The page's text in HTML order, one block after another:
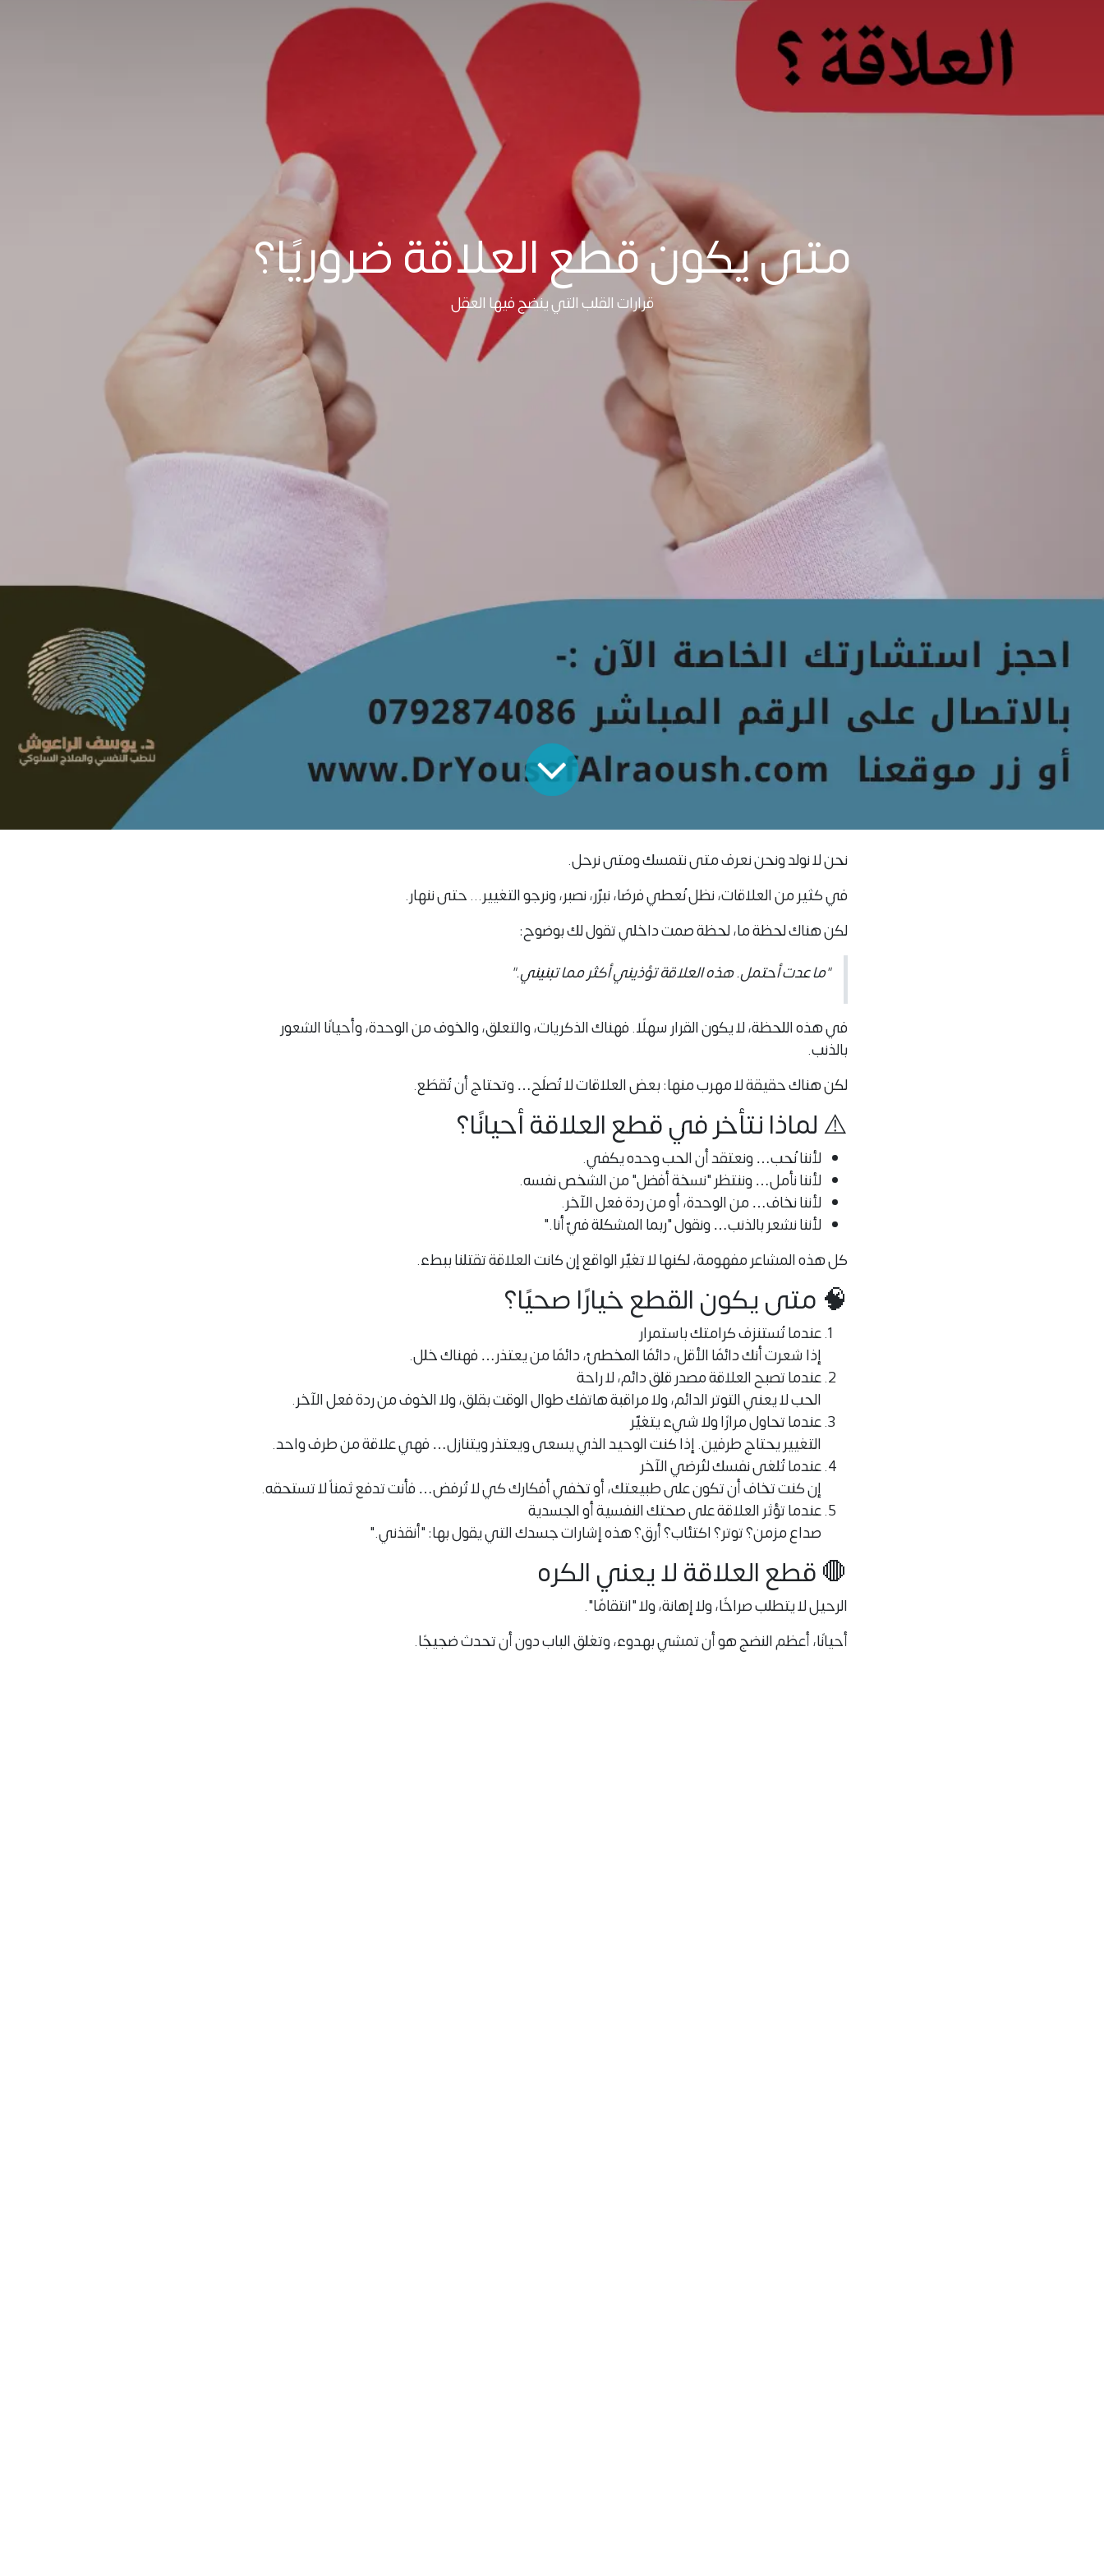
متى يكون قطع العلاقة ضروريًا؟
قرارات القلب التي ينضج فيها العقل
نحن لا نولد ونحن نعرف متى نتمسك ومتى نرحل.
في كثير من العلاقات، نظل نُعطي فرصًا، نبرّر، نصبر، ونرجو التغيير... حتى ننهار.
لكن هناك لحظة ما، لحظة صمت داخلي تقول لك بوضوح:
"ما عدت أحتمل. هذه العلاقة تؤذيني أكثر مما تبنيني."
في هذه اللحظة، لا يكون القرار سهلًا. فهناك الذكريات، والتعلق، والخوف من الوحدة، وأحيانًا الشعور
بالذنب.
لكن هناك حقيقة لا مهرب منها:بعض العلاقات لا تُصلَح… وتحتاج أن تُقطَع.
⚠️ لماذا نتأخر في قطع العلاقة أحيانًا؟
لأننا نُحب… ونعتقد أن الحب وحده يكفي.
لأننا نأمل… وننتظر "نسخة أفضل" من الشخص نفسه.
لأننا نخاف… من الوحدة، أو من ردة فعل الآخر.
لأننا نشعر بالذنب… ونقول "ربما المشكلة فيّ أنا."
كل هذه المشاعر مفهومة، لكنها لا تغيّر الواقع إن كانت العلاقة تقتلنا ببطء.
🧠 متى يكون القطع خيارًا صحيًا؟
عندما تُستنزف كرامتك باستمرار
إذا شعرت أنك دائمًا الأقل، دائمًا المخطئ، دائمًا من يعتذر… فهناك خلل.
عندما تصبح العلاقة مصدر قلق دائم، لا راحة
الحب لا يعني التوتر الدائم، ولا مراقبة هاتفك طوال الوقت بقلق، ولا الخوف من ردة فعل الآخر.
عندما تحاول مرارًا ولا شيء يتغيّر
التغيير يحتاج طرفين. إذا كنت الوحيد الذي يسعى ويعتذر ويتنازل… فهي علاقة من طرف واحد.
عندما تُلغى نفسك لتُرضي الآخر
إن كنت تخاف أن تكون على طبيعتك، أو تخفي أفكارك كي لا تُرفض… فأنت تدفع ثمناً لا تستحقه.
عندما تؤثر العلاقة على صحتك النفسية أو الجسدية
صداع مزمن؟ توتر؟ اكتئاب؟ أرق؟ هذه إشارات جسدك التي يقول بها: "أنقذني."
🛑 قطع العلاقة لا يعني الكره
الرحيل لا يتطلب صراخًا، ولا إهانة، ولا "انتقامًا".
أحيانًا، أعظم النضج هو أن تمشي بهدوء، وتغلق الباب دون أن تحدث ضجيجًا.